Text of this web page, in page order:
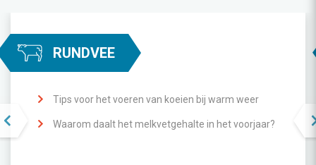
RUNDVEE
Tips voor het voeren van koeien bij warm weer
Waarom daalt het melkvetgehalte in het voorjaar?